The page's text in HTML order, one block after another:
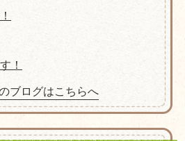
！
ブログはこちらへ